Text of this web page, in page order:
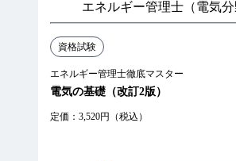
エネルギー管理士（電気
資格試験
エネルギー管理士徹底マスター
電気の基礎（改訂2版）
定価：3,520円（税込）